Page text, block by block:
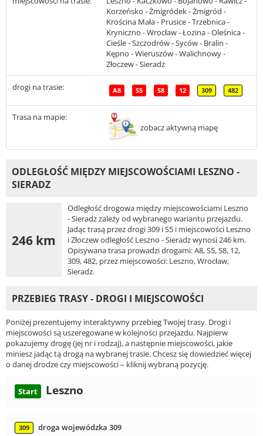
Korzeńsko - Żmigródek - Żmigród -
Krościna Mała - Prusice - Trzebnica -
Kryniczno - Wrocław - Łozina - Oleśnica -
Cieśle - Szczodrów - Syców - Bralin -
Kępno - Wieruszów - Walichnowy -
Złoczew - Sieradz
drogi na trasie: A8 S5 S8 12 309 482
Trasa na mapie:
zobacz aktywną mapę
ODLEGŁOŚĆ MIĘDZY MIEJSCOWOŚCIAMI LESZNO -
SIERADZ
246 km
Odległość drogowa między miejscowościami Leszno
- Sieradz zależy od wybranego wariantu przejazdu.
Jadąc trasą przez drogi 309 i S5 i miejscowości Leszno
i Złoczew odległość Leszno - Sieradz wynosi 246 km.
Opisywana trasa prowadzi drogami: A8, S5, S8, 12,
309, 482, przez miejscowości: Leszno, Wrocław,
Sieradz.
PRZEBIEG TRASY - DROGI I MIEJSCOWOŚCI
Poniżej prezentujemy interaktywny przebieg Twojej trasy. Drogi i
miejscowości są uszeregowane w kolejności przejazdu. Najpierw
pokazujemy drogę (jej nr i rodzaj), a następnie miejscowości, jakie
miniesz jadąc tą drogą na wybranej trasie. Chcesz się dowiedzieć więcej
o danej drodze czy miejscowości – kliknij wybraną pozycję.
Start Leszno
309
droga wojewódzka 309